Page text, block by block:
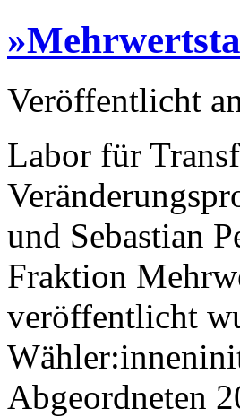
Veröffentlicht
Labor für
und Sebastian
Fraktion
veröffentlicht
Abgeordneten